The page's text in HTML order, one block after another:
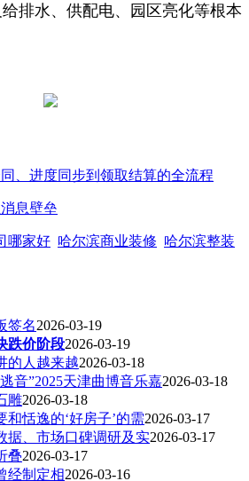
排水、供配电、园区亮化等根本
、进度同步到领取结算的全流程
息壁垒
哪家好 哈尔滨商业装修 哈尔滨整装
签名2026-03-19
跌价阶段2026-03-19
的人越来越2026-03-18
音”2025天津曲博音乐嘉2026-03-18
雕2026-03-18
和恬逸的‘好房子’的需2026-03-17
据、市场口碑调研及实2026-03-17
叠2026-03-17
经制定相2026-03-16